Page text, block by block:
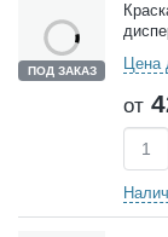
ПОД ЗАКАЗ
Цена
от